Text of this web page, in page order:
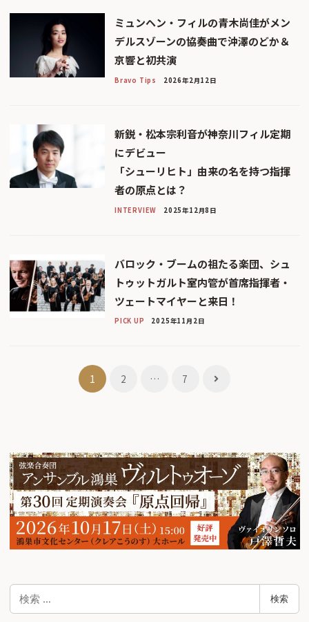
ミュンヘン・フィルの青木尚佳がメン
デルスゾーンの協奏曲で沖澤のどか＆
京響と初共演
Bravo Tips 2026年2月12日
新鋭・松本宗利音が神奈川フィル定期
にデビュー
「シューリヒト」由来の名を持つ指揮
者の原点とは？
INTERVIEW 2025年12月8日
バロック・ブームの祖たる楽団、シュ
トゥットガルト室内管が首席指揮者・
ツェートマイヤーと来日！
PICK UP 2025年11月2日
ゲ
ー
シ
ョ
ン
1 2 … 7
検
検索